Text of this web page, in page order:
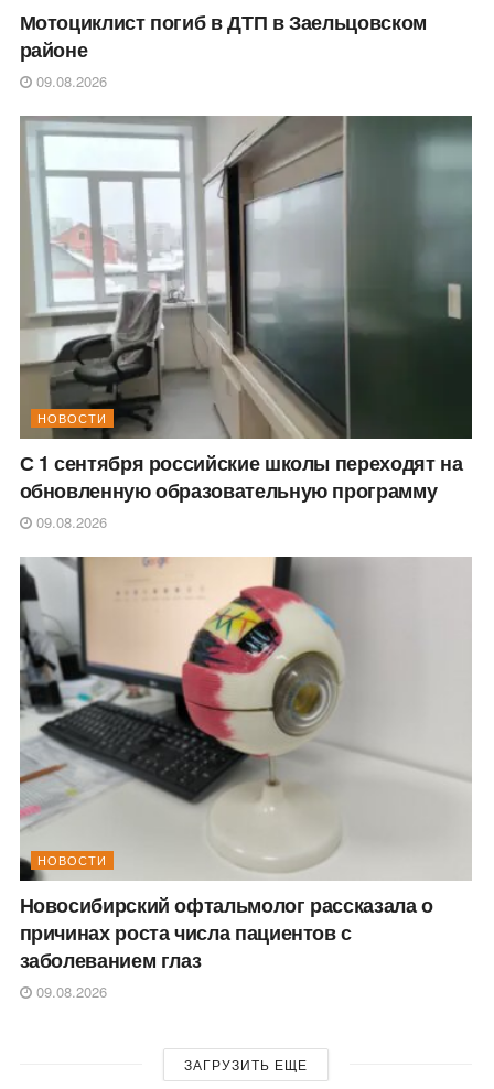
Мотоциклист погиб в ДТП в Заельцовском
районе
09.08.2026
НОВОСТИ
С 1 сентября российские школы переходят на
обновленную образовательную программу
09.08.2026
НОВОСТИ
Новосибирский офтальмолог рассказала о
причинах роста числа пациентов с
заболеванием глаз
09.08.2026
ЗАГРУЗИТЬ ЕЩЕ